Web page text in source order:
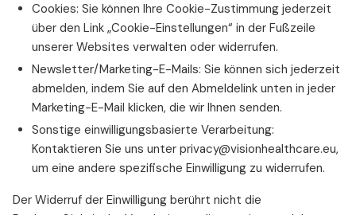
Cookies: Sie können Ihre Cookie-Zustimmung jederzeit
über den Link „Cookie-Einstellungen“ in der Fußzeile
unserer Websites verwalten oder widerrufen.
Newsletter/Marketing-E-Mails: Sie können sich jederzeit
abmelden, indem Sie auf den Abmeldelink unten in jeder
Marketing-E-Mail klicken, die wir Ihnen senden.
Sonstige einwilligungsbasierte Verarbeitung:
Kontaktieren Sie uns unter privacy@visionhealthcare.eu,
um eine andere spezifische Einwilligung zu widerrufen.
Der Widerruf der Einwilligung berührt nicht die